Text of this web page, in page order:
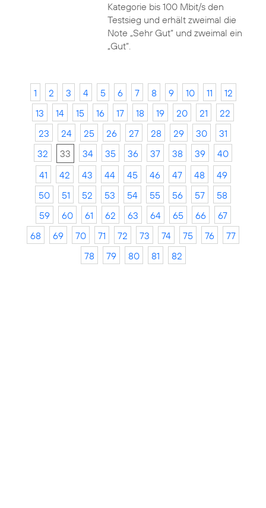
Kategorie bis 100 Mbit/s den
Testsieg und erhält zweimal die
Note „Sehr Gut“ und zweimal ein
„Gut“.
1 2 3 4 5 6 7 8 9 10 11
12
13
14 15 16 17 18 19 20 21
22
23
24 25 26 27 28 29 30
31
32
33 34 35 36 37 38 39
40
41
42 43 44 45 46 47 48
49
50
51 52 53 54 55 56 57
58
59
60 61 62 63 64 65 66
67
68
69 70 71 72 73 74 75 76
77
78
79 80 81 82